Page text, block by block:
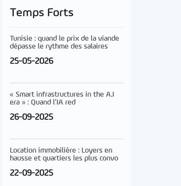
Temps Forts
Tunisie : quand le prix de la viande
dépasse le rythme des salaires
25-05-2026
« Smart infrastructures in the A.I
era » : Quand l’IA red
26-09-2025
Location immobilière : Loyers en
hausse et quartiers les plus convo
22-09-2025